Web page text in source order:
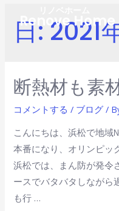
Renove Home
日: 2021
断熱材も素
コメントする / ブログ /
こんにちは、浜松で地
本番になり、オリンピッ
浜松では、まん防が発令
ースでバタバタしながら
も行 …